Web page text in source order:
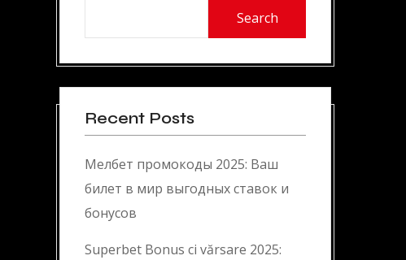
Search
Recent Posts
Мелбет промокоды 2025: Ваш
билет в мир выгодных ставок и
бонусов
Superbet Bonus ci vărsare 2025: